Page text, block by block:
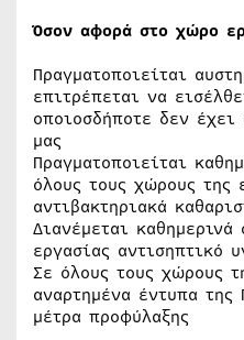
Όσον αφορά στο χώρο
Πραγματοποιείται
επιτρέπεται να
οποιοσδήποτε δεν
μας
Πραγματοποιείται
όλους τους χώρους της
αντιβακτηριακά
Διανέμεται
εργασίας αντισηπτικό
Σε όλους τους χώρους
αναρτημένα έντυπα
μέτρα προφύλαξης